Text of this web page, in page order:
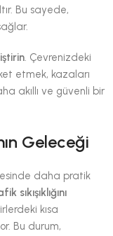
Bu sayede,
. Çevrenizdeki
etmek, kazaları
akıllı ve güvenli bir
Geleceği
daha pratik
sıkışıklığını
kısa
Bu durum,